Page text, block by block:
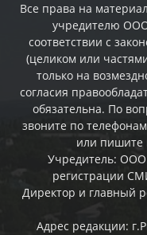
Все права на
учредителю
соответствии с
(целиком или
только на
согласия
обязательна. По
звоните по
или пишите
Учредитель: ООО
регистрации
Директор и главный
Адрес редакции: